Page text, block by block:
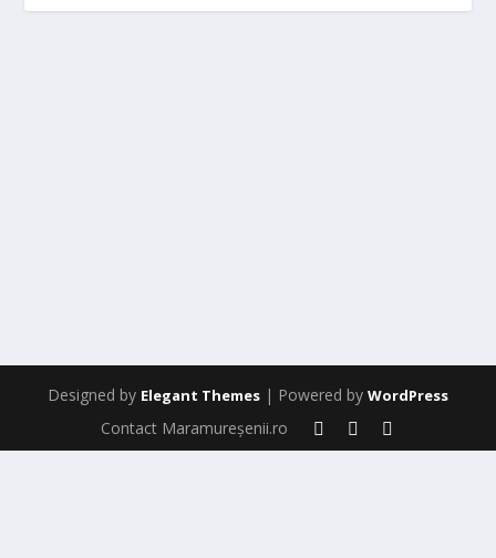
Designed by Elegant Themes | Powered by WordPress
Contact Maramureșenii.ro